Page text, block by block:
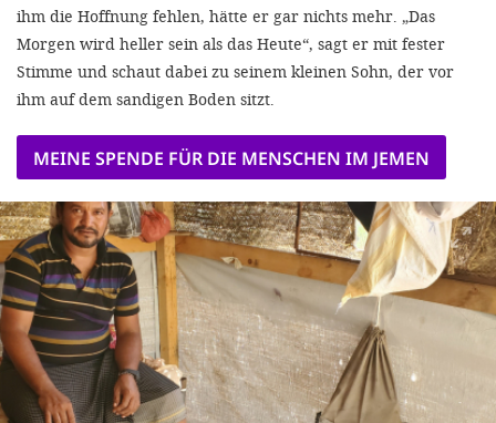
ihm die Hoffnung fehlen, hätte er gar nichts mehr. „Das
Morgen wird heller sein als das Heute“, sagt er mit fester
Stimme und schaut dabei zu seinem kleinen Sohn, der vor
ihm auf dem sandigen Boden sitzt.
MEINE SPENDE FÜR DIE MENSCHEN IM JEMEN